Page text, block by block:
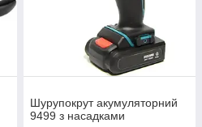
Шурупокрут акумуляторний
9499 з насадками